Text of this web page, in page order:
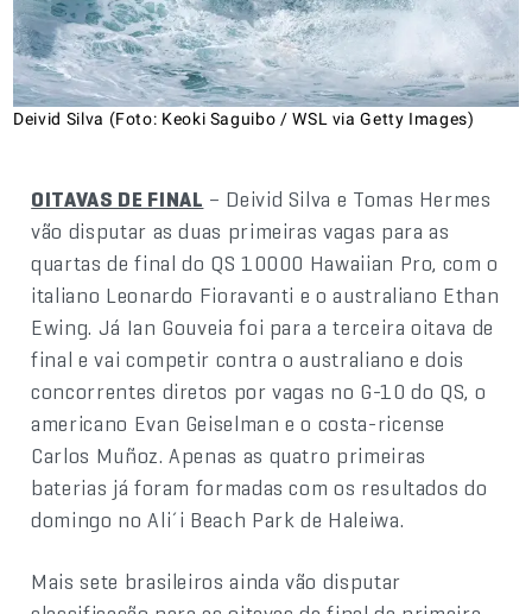
Deivid Silva (Foto: Keoki Saguibo / WSL via Getty Images)
OITAVAS DE FINAL – Deivid Silva e Tomas Hermes
vão disputar as duas primeiras vagas para as
quartas de final do QS 10000 Hawaiian Pro, com o
italiano Leonardo Fioravanti e o australiano Ethan
Ewing. Já Ian Gouveia foi para a terceira oitava de
final e vai competir contra o australiano e dois
concorrentes diretos por vagas no G-10 do QS, o
americano Evan Geiselman e o costa-ricense
Carlos Muñoz. Apenas as quatro primeiras
baterias já foram formadas com os resultados do
domingo no Ali´i Beach Park de Haleiwa.
Mais sete brasileiros ainda vão disputar